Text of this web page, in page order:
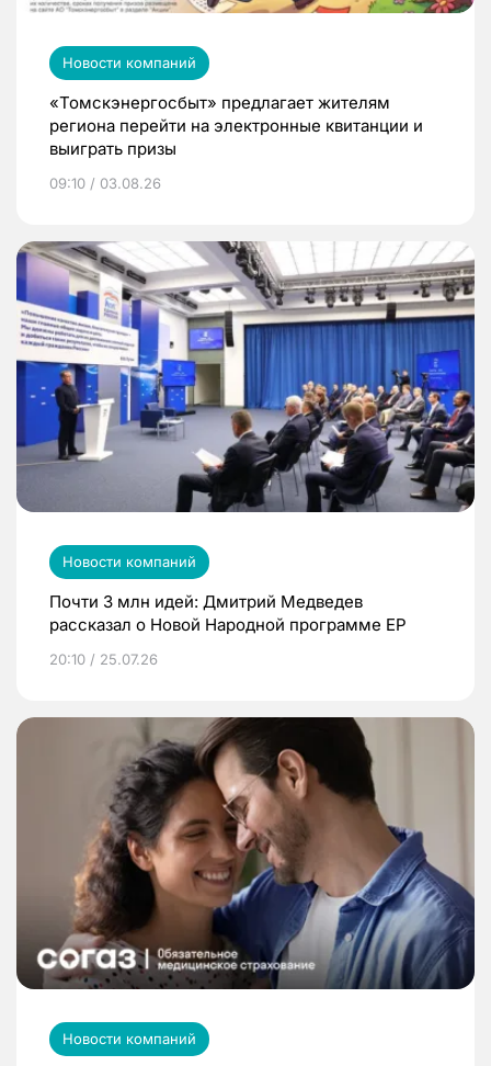
Новости компаний
«Томскэнергосбыт» предлагает жителям
региона перейти на электронные квитанции и
выиграть призы
09:10 / 03.08.26
Новости компаний
Почти 3 млн идей: Дмитрий Медведев
рассказал о Новой Народной программе ЕР
20:10 / 25.07.26
Новости компаний